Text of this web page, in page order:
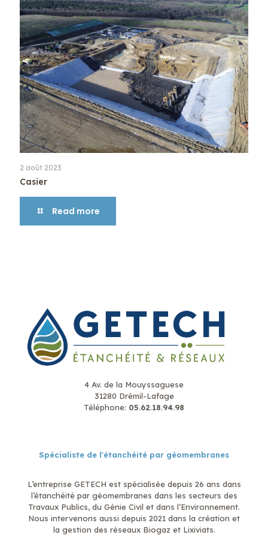
2 août 2023
Casier
Read more
4 Av. de la Mouyssaguese
31280 Drémil-Lafage
Téléphone: 05.62.18.94.98
Spécialiste de l'étanchéité par géomembranes
L’entreprise GETECH est spécialisée depuis 26 ans dans
l’étanchéité par géomembranes dans les secteurs des
Travaux Publics, du Génie Civil et dans l’Environnement.
Nous intervenons aussi depuis 2021 dans la création et
la gestion des réseaux Biogaz et Lixiviats.